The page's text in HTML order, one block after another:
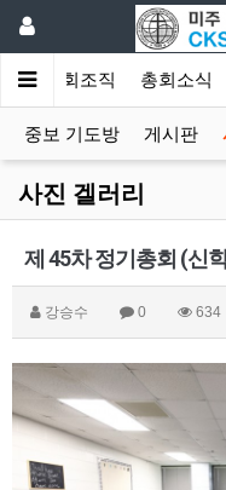
총회조직 총회소식
중보 기도방 게시판
사진 겔러리
제 45차 정기총회 (신
강승수 0 634